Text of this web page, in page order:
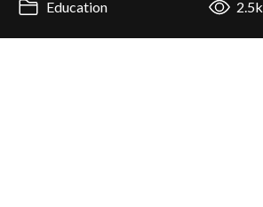
Education 2.5k